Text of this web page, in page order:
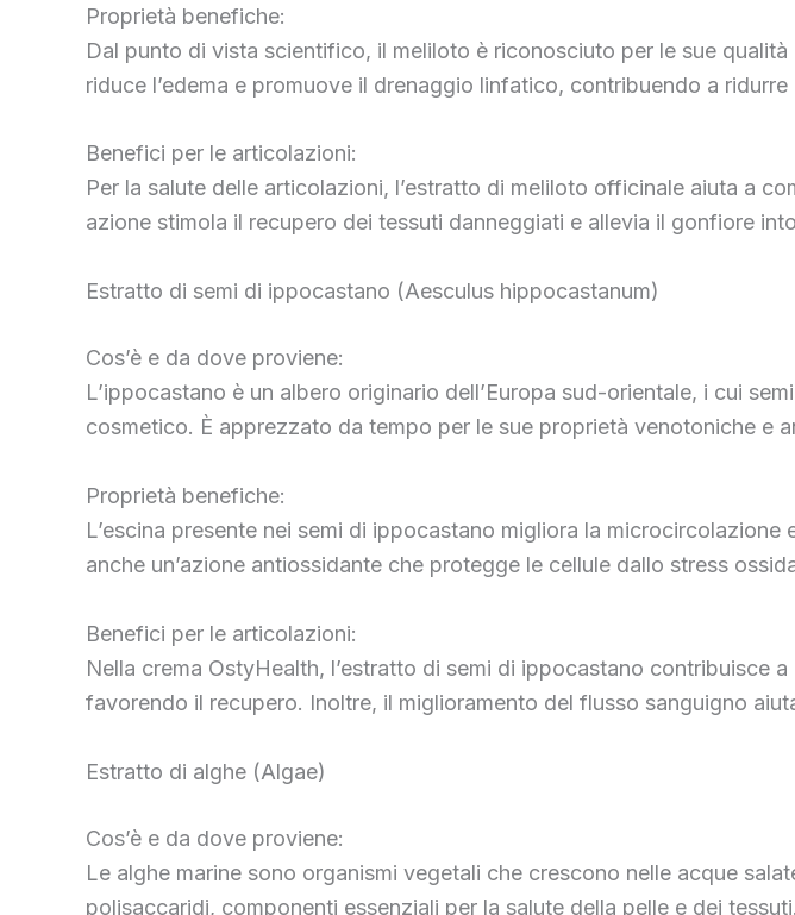
Proprietà benefiche:
Dal punto di vista scientifico, il meliloto è riconosciuto per le sue
riduce l’edema e promuove il drenaggio linfatico, contribuendo a
Benefici per le articolazioni:
Per la salute delle articolazioni, l’estratto di meliloto officinale aiuta a
azione stimola il recupero dei tessuti danneggiati e allevia il gonfiore
Estratto di semi di ippocastano (Aesculus hippocastanum)
Cos’è e da dove proviene:
L’ippocastano è un albero originario dell’Europa sud-orientale, i cui
cosmetico. È apprezzato da tempo per le sue proprietà venotoniche e
Proprietà benefiche:
L’escina presente nei semi di ippocastano migliora la
anche un’azione antiossidante che protegge le cellule dallo stress
Benefici per le articolazioni:
Nella crema OstyHealth, l’estratto di semi di ippocastano contribuisce
favorendo il recupero. Inoltre, il miglioramento del flusso sanguigno
Estratto di alghe (Algae)
Cos’è e da dove proviene:
Le alghe marine sono organismi vegetali che crescono nelle acque
polisaccaridi, componenti essenziali per la salute della pelle e dei tessuti.